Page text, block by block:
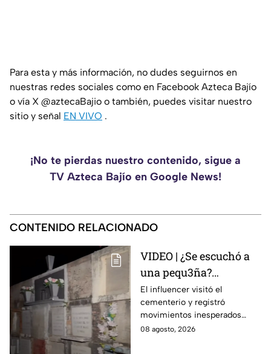
Para esta y más información, no dudes seguirnos en
nuestras redes sociales como en Facebook Azteca Bajío
o vía X @aztecaBajio o también, puedes visitar nuestro
sitio y señal EN VIVO .
¡No te pierdas nuestro contenido, sigue a
TV Azteca Bajío en Google News!
CONTENIDO RELACIONADO
VIDEO | ¿Se escuchó a
una pequ3ña?
Influencer capta
extraños sucesos en
panteón de Guanajuato
El influencer visitó el
cementerio y registró
movimientos inesperados
durante la grabación.
08 agosto, 2026